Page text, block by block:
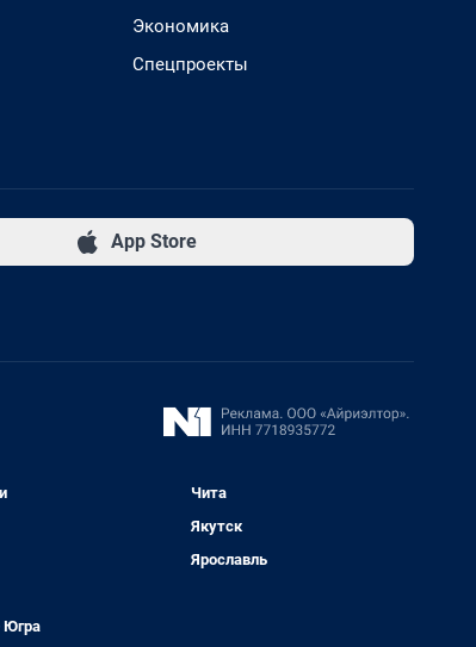
Экономика
Спецпроекты
App Store
Чита
Якутск
Ярославль